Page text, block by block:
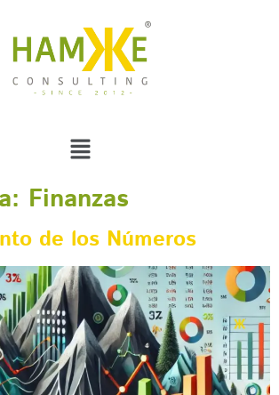
Finanzas
de los Números